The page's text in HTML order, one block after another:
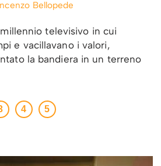
Bellopede
televisivo in cui
e vacillavano i valori,
la bandiera in un terreno
4 5